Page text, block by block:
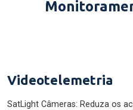
Videotelemetria
SatLight Câmeras: Reduza os